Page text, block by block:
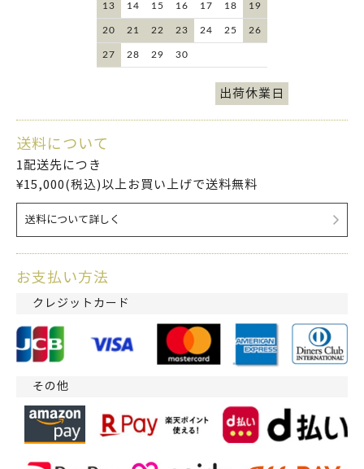
13 14 15 16 17 18 19
20 21 22 23 24 25 26
27 28 29 30
出荷休業日
送料について
1配送先につき
¥15,000(税込)以上お買い上げで送料無料
送料について詳しく
お支払い方法
クレジットカード
その他